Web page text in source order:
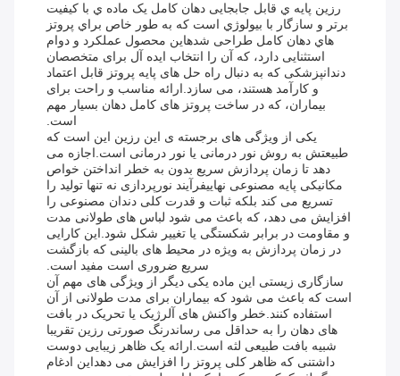
رزين پايه ي قابل جابجایی دهان کامل يک ماده ي با کيفيت
برتر و سازگار با بيولوژي است که به طور خاص براي پروتز
هاي دهان کامل طراحی شدهاین محصول عملکرد و دوام
استثنایی دارد، که آن را انتخاب ایده آل برای متخصصان
دندانپزشکی که به دنبال راه حل های پایه پروتز قابل اعتماد
و کارآمد هستند، می سازد.ارائه مناسب و راحت برای
بیماران، که در ساخت پروتز های کامل دهان بسیار مهم
است.
یکی از ویژگی های برجسته ی این رزین این است که
طبیعتش به روش نور درمانی یا نور درمانی است.اجازه می
دهد تا زمان پردازش سریع بدون به خطر انداختن خواص
مکانیکی پایه مصنوعی نهاییفرآیند نورپردازی نه تنها تولید را
تسریع می کند بلکه ثبات و قدرت کلی دندان مصنوعی را
افزایش می دهد، که باعث می شود لباس های طولانی مدت
و مقاومت در برابر شکستگی یا تغییر شکل شود.این کارایی
در زمان پردازش به ویژه در محیط های بالینی که بازگشت
سریع ضروری است مفید است.
سازگاری زیستی این ماده یکی دیگر از ویژگی های مهم آن
است که باعث می شود که بیماران برای مدت طولانی از آن
استفاده کنند.خطر واکنش های آلرژیک یا تحریک در بافت
های دهان را به حداقل می رساندرنگ صورتی رزین تقریبا
شبیه بافت طبیعی لثه است.ارائه یک ظاهر زیبایی دوست
داشتنی که ظاهر کلی پروتز را افزایش می دهداین ادغام